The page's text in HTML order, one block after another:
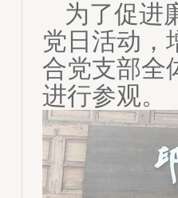
为了促进
党日活动，
合党支部全
进行参观。